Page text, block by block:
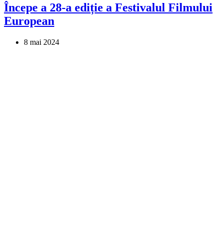
Începe a 28-a ediție a Festivalul Filmului
European
8 mai 2024